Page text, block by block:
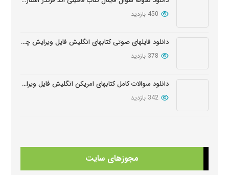
450 بازدید
دانلود فایلهای صوتی کتابهای انگلیش فایل ویرایش چهارم English File Edition Audio
378 بازدید
دانلود سوالات کامل کتابهای امریکن انگلیش فایل ویرایش سوم American English FileThird Edition Exam Package
342 بازدید
مجوزهای سایت